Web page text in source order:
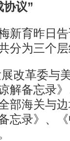
协议”
育昨日告
分为三个
革委与
解备忘录
部海关与
忘录》、